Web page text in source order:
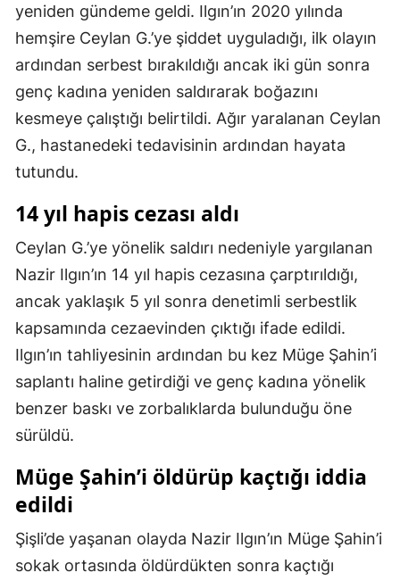
yeniden gündeme geldi. Ilgın’ın 2020 yılında
hemşire Ceylan G.’ye şiddet uyguladığı, ilk olayın
ardından serbest bırakıldığı ancak iki gün sonra
genç kadına yeniden saldırarak boğazını
kesmeye çalıştığı belirtildi. Ağır yaralanan Ceylan
G., hastanedeki tedavisinin ardından hayata
tutundu.
14 yıl hapis cezası aldı
Ceylan G.’ye yönelik saldırı nedeniyle yargılanan
Nazir Ilgın’ın 14 yıl hapis cezasına çarptırıldığı,
ancak yaklaşık 5 yıl sonra denetimli serbestlik
kapsamında cezaevinden çıktığı ifade edildi.
Ilgın’ın tahliyesinin ardından bu kez Müge Şahin’i
saplantı haline getirdiği ve genç kadına yönelik
benzer baskı ve zorbalıklarda bulunduğu öne
sürüldü.
Müge Şahin’i öldürüp kaçtığı iddia
edildi
Şişli’de yaşanan olayda Nazir Ilgın’ın Müge Şahin’i
sokak ortasında öldürdükten sonra kaçtığı